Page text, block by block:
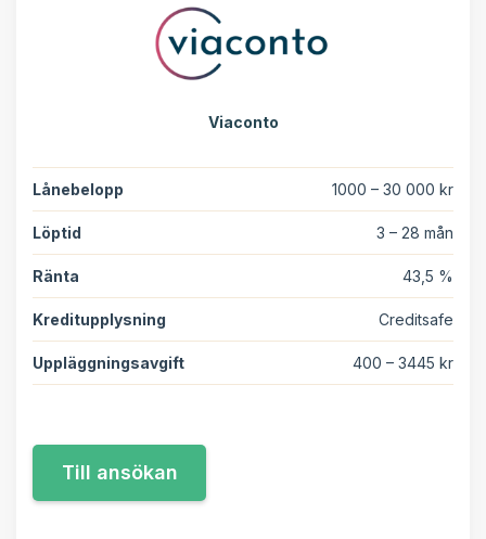
Viaconto
Lånebelopp 1000 – 30 000 kr
Löptid 3 – 28 mån
Ränta 43,5 %
Kreditupplysning Creditsafe
Uppläggningsavgift 400 – 3445 kr